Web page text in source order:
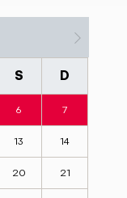
S D
6 7
13 14
20 21